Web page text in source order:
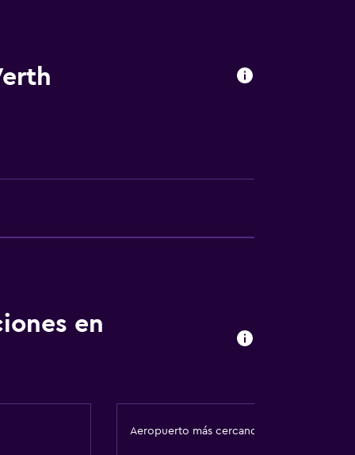
en
Aeropuerto más cercano